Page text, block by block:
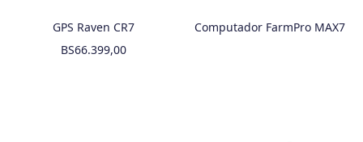
GPS Raven CR7
BS66.399,00
Computador FarmPro MAX7